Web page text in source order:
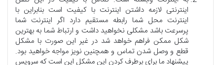
اینترنتی لازمه داشتن اینترنت با کیفیت است بنابراین با
اینترنت محل شما رابطه مستقیم دارد اگر اینترنت شما
پرسرعت باشد مشکلی نخواهید داشت و ارتباط شما به بهترین
شکل ممکن فراهم خواهد شد در غیر این صورت با مشکل
قطع و وصل شدن تماس و همچنین نویز مواجه خواهید بود.
پیشنهاد ما برای برطرف کردن این مشکل این است که سرویس